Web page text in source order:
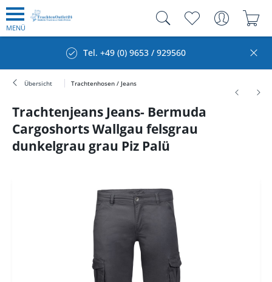
MENÜ
Tel. +49 (0) 9653 / 929560
Übersicht Trachtenhosen / Jeans
Trachtenjeans Jeans- Bermuda
Cargoshorts Wallgau felsgrau
dunkelgrau grau Piz Palü